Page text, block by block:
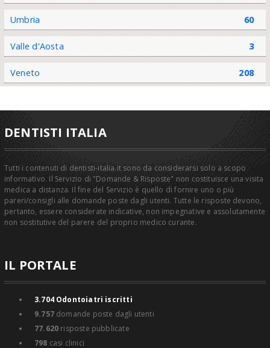
Umbria 60
Valle d'Aosta 3
Veneto 208
DENTISTI ITALIA
Tutti i contenuti di dentisti-italia.it sono da considerarsi solo a scopo
informativo. Il Servizio di "Domande & Risposte" non costituisce una visita
medica a distanza. Il fine del Servizio è quello di fornire uno o più
pareri/consigli alle domande poste dagli utenti. Tutte le risposte devono,
pertanto, essere considerate indicative, non impegnative e assolutamente
non sostitutive del parere del proprio medico curante.
IL PORTALE
3.704Odontoiatri iscritti
9.757domande poste dagli utenti
77.620 risposte pubblicate
798 casi clinici